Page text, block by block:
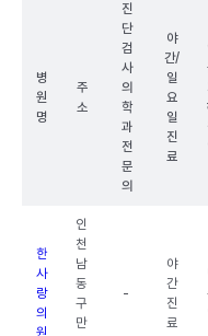
병
원
명
주
소
진
단
검
사
의
학
과
전
문
의
야
간/
일
요
일
진
료
한
사
랑
의
원
인
천
남
동
구
만
-
야
간
진
료